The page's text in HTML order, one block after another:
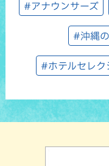
#アナウンサーズ
#沖縄
#ホテルセレ